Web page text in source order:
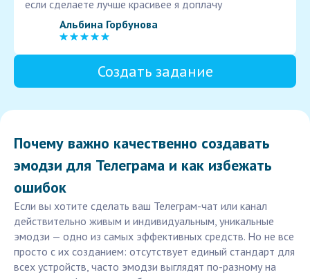
если сделаете лучше красивее я доплачу
Альбина Горбунова
Создать задание
Почему важно качественно создавать
эмодзи для Телеграма и как избежать
ошибок
Если вы хотите сделать ваш Телеграм-чат или канал
действительно живым и индивидуальным, уникальные
эмодзи — одно из самых эффективных средств. Но не все
просто с их созданием: отсутствует единый стандарт для
всех устройств, часто эмодзи выглядят по-разному на